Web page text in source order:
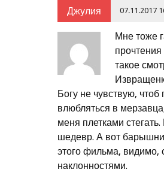
Джулия 07.11.2017
Мне тоже
такое
Богу не чувствую, чтоб
влюбляться в
меня плетками
шедевр. А вот
этого фильма, видимо,
наклонностями.